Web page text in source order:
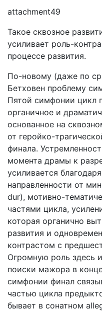
attachment49
Такое сквозное
усиливает роль-
процессе развития.
По-новому (даже по
Бет­ховен проблему
Пятой симфонии цикл
органичное и
основанное на
от геройко-
финала.
момента дра­мы к
усиливается
направленности от
dur), мотивно-
частями цикла,
которая органично
развития и
контрастом с
Ог­ромную роль здесь
поиски мажора в
симфонии финал
частью цикла
бывает в сонатном